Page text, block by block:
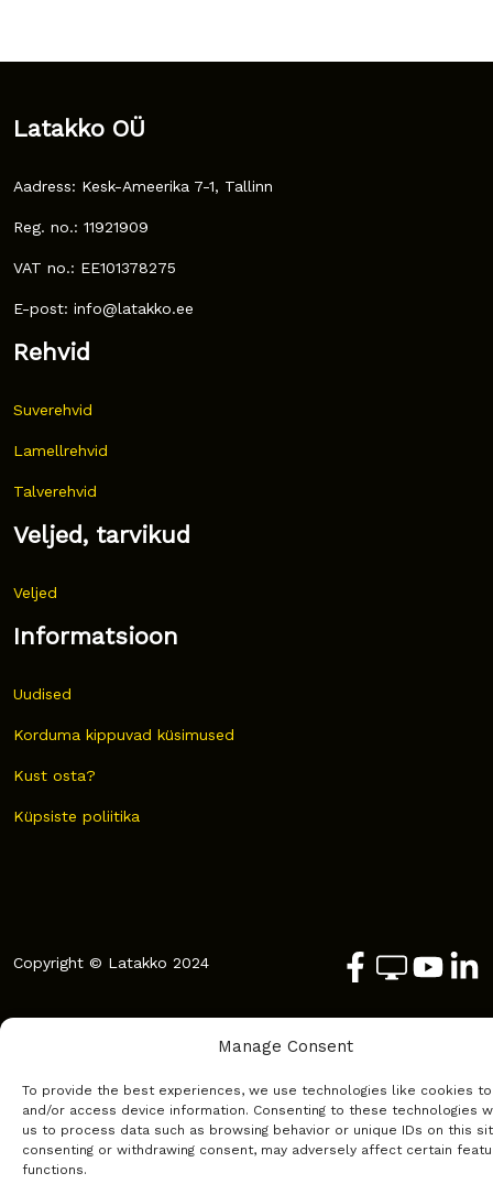
Manage Consent
To provide the best experiences, we use technologies like cookies
and/or access device information. Consenting to these technologies
us to process data such as browsing behavior or unique IDs on this
consenting or withdrawing consent, may adversely affect certain
functions.
Latakko OÜ
Aadress: Kesk-Ameerika 7-1, Tallinn
Reg. no.: 11921909
VAT no.: EE101378275
E-post: info@latakko.ee
Rehvid
Suverehvid
Lamellrehvid
Talverehvid
Veljed, tarvikud
Veljed
Informatsioon
Uudised
Korduma kippuvad küsimused
Kust osta?
Küpsiste poliitika
Copyright © Latakko 2024